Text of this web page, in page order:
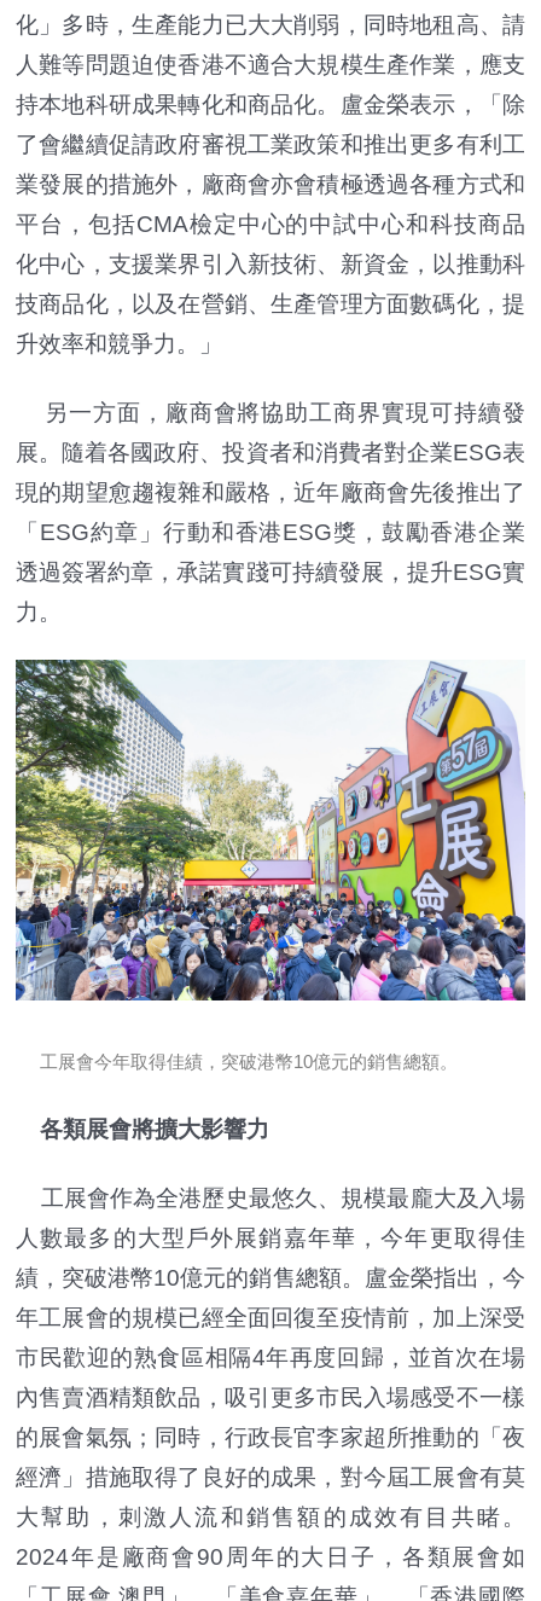
化」多時，生產能力已大大削弱，同時地租高、請
人難等問題迫使香港不適合大規模生產作業，應支
持本地科研成果轉化和商品化。盧金榮表示，「除
了會繼續促請政府審視工業政策和推出更多有利工
業發展的措施外，廠商會亦會積極透過各種方式和
平台，包括CMA檢定中心的中試中心和科技商品
化中心，支援業界引入新技術、新資金，以推動科
技商品化，以及在營銷、生產管理方面數碼化，提
升效率和競爭力。」
另一方面，廠商會將協助工商界實現可持續發
展。隨着各國政府、投資者和消費者對企業ESG表
現的期望愈趨複雜和嚴格，近年廠商會先後推出了
「ESG約章」行動和香港ESG獎，鼓勵香港企業
透過簽署約章，承諾實踐可持續發展，提升ESG實
力。
工展會今年取得佳績，突破港幣10億元的銷售總額。
各類展會將擴大影響力
工展會作為全港歷史最悠久、規模最龐大及入場
人數最多的大型戶外展銷嘉年華，今年更取得佳
績，突破港幣10億元的銷售總額。盧金榮指出，今
年工展會的規模已經全面回復至疫情前，加上深受
市民歡迎的熟食區相隔4年再度回歸，並首次在場
內售賣酒精類飲品，吸引更多市民入場感受不一樣
的展會氣氛；同時，行政長官李家超所推動的「夜
經濟」措施取得了良好的成果，對今屆工展會有莫
大幫助，刺激人流和銷售額的成效有目共睹。
2024年是廠商會90周年的大日子，各類展會如